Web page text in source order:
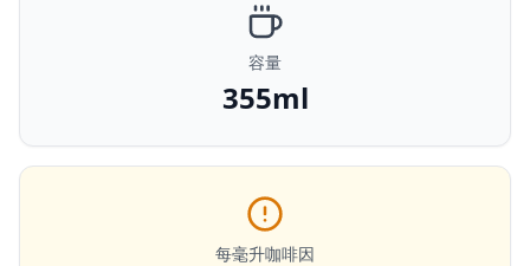
容量
355ml
每毫升咖啡因